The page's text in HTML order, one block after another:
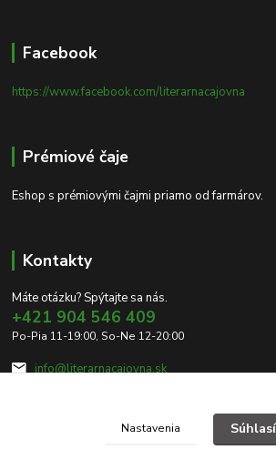
Facebook
https://www.facebook.com/literarnacajovna
Prémiové čaje
Eshop s prémiovými čajmi priamo od farmárov.
Kontakty
Máte otázku? Spýtajte sa nás.
+421 904 546 409
Po-Pia 11-19:00, So-Ne 12-20:00
info@literarnacajovna.sk
Nastavenia